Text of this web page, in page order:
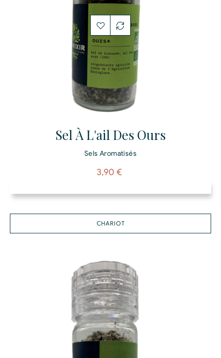
Sel À L'ail Des Ours
Sels Aromatisés
Prix
3,90 €
CHARIOT